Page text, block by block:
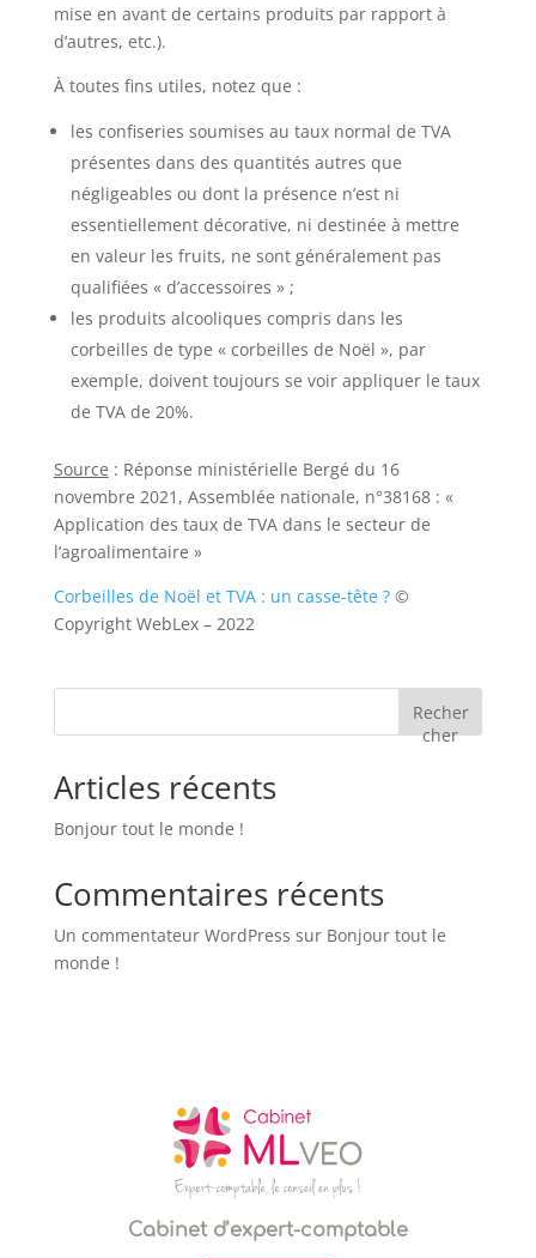
mise en avant de certains produits par rapport à
d’autres, etc.).
À toutes fins utiles, notez que :
les confiseries soumises au taux normal de TVA
présentes dans des quantités autres que
négligeables ou dont la présence n’est ni
essentiellement décorative, ni destinée à mettre
en valeur les fruits, ne sont généralement pas
qualifiées « d’accessoires » ;
les produits alcooliques compris dans les
corbeilles de type « corbeilles de Noël », par
exemple, doivent toujours se voir appliquer le taux
de TVA de 20%.
Source : Réponse ministérielle Bergé du 16
novembre 2021, Assemblée nationale, n°38168 : «
Application des taux de TVA dans le secteur de
l’agroalimentaire »
Corbeilles de Noël et TVA : un casse-tête ?©
Copyright WebLex – 2022
Recher
cher
Articles récents
Bonjour tout le monde !
Commentaires récents
Un commentateur WordPress sur Bonjour tout le
monde !
Cabinet d’expert-comptable